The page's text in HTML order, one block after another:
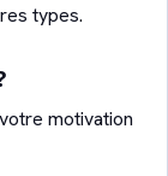
types.
motivation